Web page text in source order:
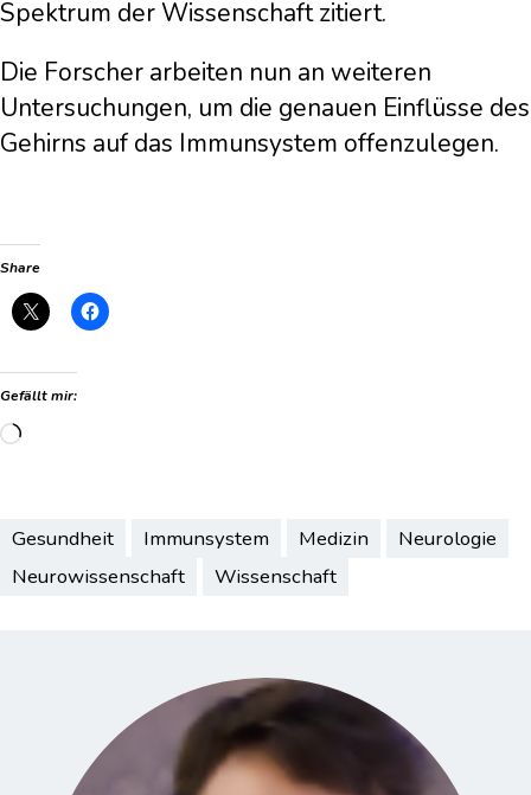
Spektrum der Wissenschaft zitiert.
Die Forscher arbeiten nun an weiteren
Untersuchungen, um die genauen Einflüsse des
Gehirns auf das Immunsystem offenzulegen.
Share
Gefällt mir:
Wird
Gesundheit Immunsystem Medizin
Neurologie
Neurowissenschaft
Wissenschaft